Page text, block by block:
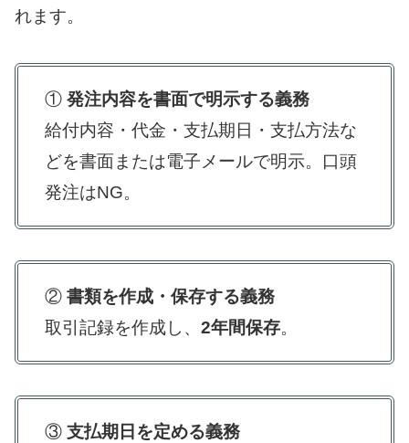
れます。
① 発注内容を書面で明示する義務
給付内容・代金・支払期日・支払方法な
どを書面または電子メールで明示。口頭
発注はNG。
② 書類を作成・保存する義務
取引記録を作成し、 2年間保存。
③ 支払期日を定める義務